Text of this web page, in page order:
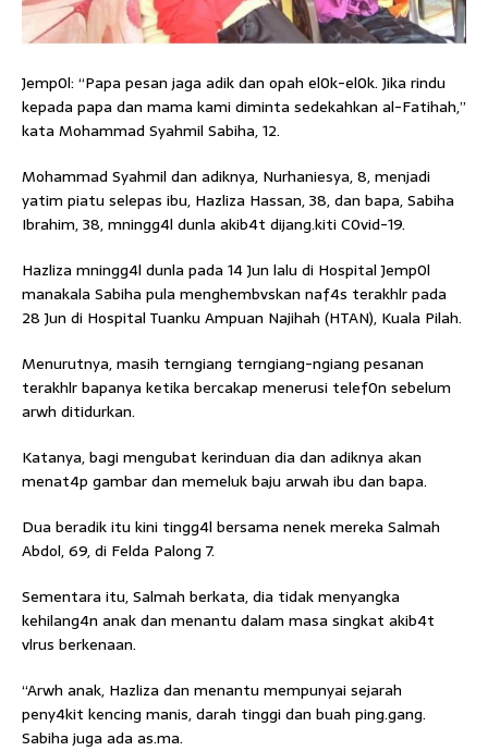
Jemp0l: “Papa pesan jaga adik dan opah el0k-el0k. Jika rindu
kepada papa dan mama kami diminta sedekahkan al-Fatihah,”
kata Mohammad Syahmil Sabiha, 12.
Mohammad Syahmil dan adiknya, Nurhaniesya, 8, menjadi
yatim piatu selepas ibu, Hazliza Hassan, 38, dan bapa, Sabiha
Ibrahim, 38, mningg4l dunla akib4t dijang.kiti C0vid-19.
Hazliza mningg4l dunla pada 14 Jun lalu di Hospital Jemp0l
manakala Sabiha pula menghembvskan naf4s terakhlr pada
28 Jun di Hospital Tuanku Ampuan Najihah (HTAN), Kuala Pilah.
Menurutnya, masih terngiang terngiang-ngiang pesanan
terakhlr bapanya ketika bercakap menerusi telef0n sebelum
arwh ditidurkan.
Katanya, bagi mengubat kerinduan dia dan adiknya akan
menat4p gambar dan memeluk baju arwah ibu dan bapa.
Dua beradik itu kini tingg4l bersama nenek mereka Salmah
Abdol, 69, di Felda Palong 7.
Sementara itu, Salmah berkata, dia tidak menyangka
kehilang4n anak dan menantu dalam masa singkat akib4t
vlrus berkenaan.
“Arwh anak, Hazliza dan menantu mempunyai sejarah
peny4kit kencing manis, darah tinggi dan buah ping.gang.
Sabiha juga ada as.ma.
CLOSE